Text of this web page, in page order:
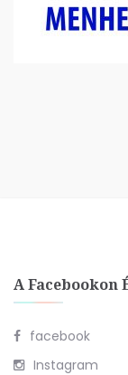
A Facebookon
facebook
Instagram